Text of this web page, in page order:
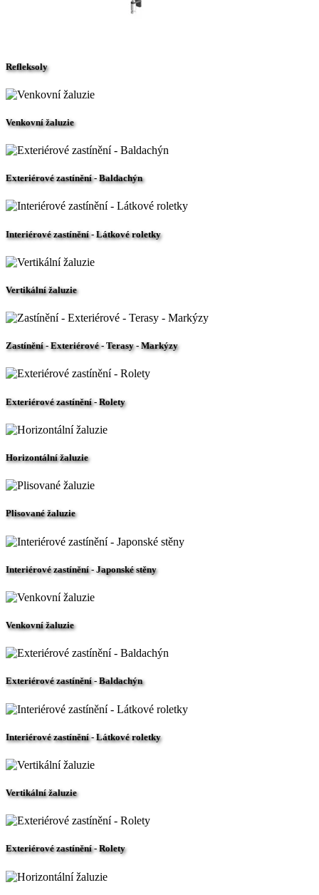
Refleksoly
Venkovní žaluzie
Exteriérové zastínění - Baldachýn
Interiérové zastínění - Látkové roletky
Vertikální žaluzie
Zastínění - Exteriérové - Terasy - Markýzy
Exteriérové zastínění - Rolety
Horizontální žaluzie
Plisované žaluzie
Interiérové zastínění - Japonské stěny
Venkovní žaluzie
Exteriérové zastínění - Baldachýn
Interiérové zastínění - Látkové roletky
Vertikální žaluzie
Exteriérové zastínění - Rolety